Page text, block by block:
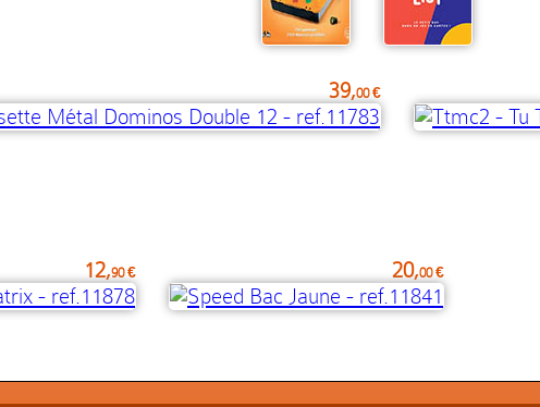
39,00 €
12,90 € 20,00 €